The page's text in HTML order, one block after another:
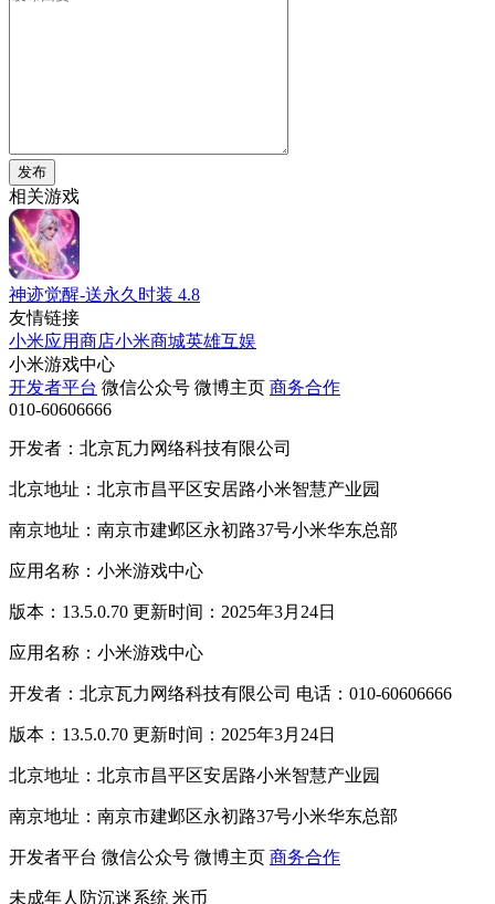
发布
相关游戏
神迹觉醒-送永久时装 4.8
友情链接
小米应用商店小米商城英雄互娱
小米游戏中心
开发者平台 微信公众号 微博主页 商务合作
010-60606666
开发者：北京瓦力网络科技有限公司
北京地址：北京市昌平区安居路小米智慧产业园
南京地址：南京市建邺区永初路37号小米华东总部
应用名称：小米游戏中心
版本：13.5.0.70 更新时间：2025年3月24日
应用名称：小米游戏中心
开发者：北京瓦力网络科技有限公司 电话：010-60606666
版本：13.5.0.70 更新时间：2025年3月24日
北京地址：北京市昌平区安居路小米智慧产业园
南京地址：南京市建邺区永初路37号小米华东总部
开发者平台 微信公众号 微博主页 商务合作
未成年人防沉迷系统 米币